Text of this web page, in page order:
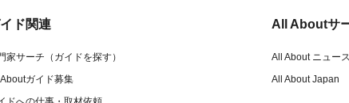
ド関連
家サーチ（ガイドを探す）
ガイド募集
All Aboutサ
All About ニュー
All About Japan